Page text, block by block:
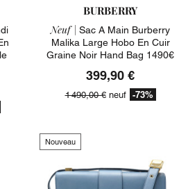
BURBERRY
Neuf | Sac A Main Burberry
Malika Large Hobo En Cuir
Graine Noir Hand Bag 1490€
399,90 €
1 490,00 €neuf -73%
Nouveau